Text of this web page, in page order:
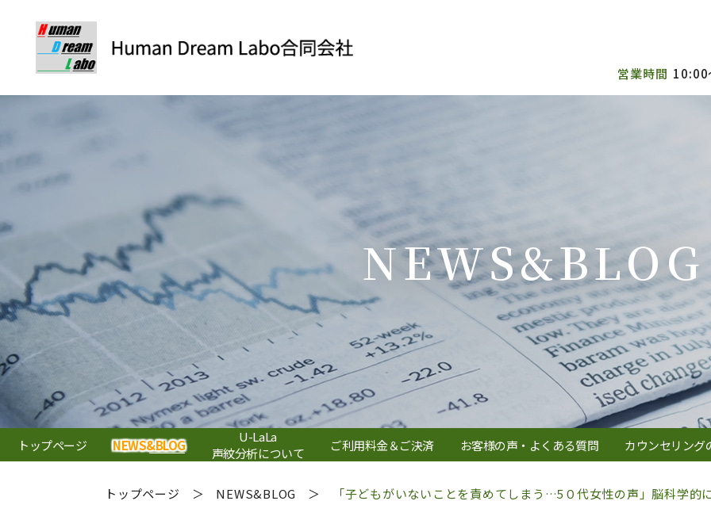
営業時間 10:00
NEWS&BLOG
トップページ NEWS&BLOG
U-LaLa
声紋分析について
ご利用料金＆ご決済 お客様の声・よくある質問 カウンセリング
トップページ NEWS&BLOG 「子どもがいないことを責めてしまう…5０代女性の声」脳科学的